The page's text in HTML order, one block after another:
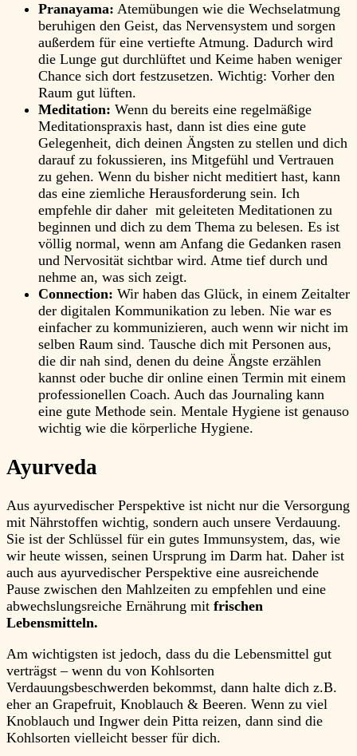
Pranayama: Atemübungen wie die Wechselatmung
beruhigen den Geist, das Nervensystem und sorgen
außerdem für eine vertiefte Atmung. Dadurch wird
die Lunge gut durchlüftet und Keime haben weniger
Chance sich dort festzusetzen. Wichtig: Vorher den
Raum gut lüften.
Meditation: Wenn du bereits eine regelmäßige
Meditationspraxis hast, dann ist dies eine gute
Gelegenheit, dich deinen Ängsten zu stellen und dich
darauf zu fokussieren, ins Mitgefühl und Vertrauen
zu gehen. Wenn du bisher nicht meditiert hast, kann
das eine ziemliche Herausforderung sein. Ich
empfehle dir daher mit geleiteten Meditationen zu
beginnen und dich zu dem Thema zu belesen. Es ist
völlig normal, wenn am Anfang die Gedanken rasen
und Nervosität sichtbar wird. Atme tief durch und
nehme an, was sich zeigt.
Connection: Wir haben das Glück, in einem Zeitalter
der digitalen Kommunikation zu leben. Nie war es
einfacher zu kommunizieren, auch wenn wir nicht im
selben Raum sind. Tausche dich mit Personen aus,
die dir nah sind, denen du deine Ängste erzählen
kannst oder buche dir online einen Termin mit einem
professionellen Coach. Auch das Journaling kann
eine gute Methode sein. Mentale Hygiene ist genauso
wichtig wie die körperliche Hygiene.
Ayurveda
Aus ayurvedischer Perspektive ist nicht nur die Versorgung
mit Nährstoffen wichtig, sondern auch unsere Verdauung.
Sie ist der Schlüssel für ein gutes Immunsystem, das, wie
wir heute wissen, seinen Ursprung im Darm hat. Daher ist
auch aus ayurvedischer Perspektive eine ausreichende
Pause zwischen den Mahlzeiten zu empfehlen und eine
abwechslungsreiche Ernährung mit frischen
Lebensmitteln.
Am wichtigsten ist jedoch, dass du die Lebensmittel gut
verträgst – wenn du von Kohlsorten
Verdauungsbeschwerden bekommst, dann halte dich z.B.
eher an Grapefruit, Knoblauch & Beeren. Wenn zu viel
Knoblauch und Ingwer dein Pitta reizen, dann sind die
Kohlsorten vielleicht besser für dich.